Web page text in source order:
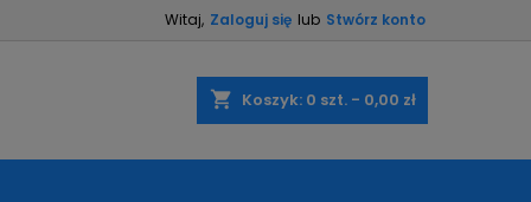
Witaj, Zaloguj się lub Stwórz konto
shopping_cart Koszyk: 0 szt. - 0,00 zł